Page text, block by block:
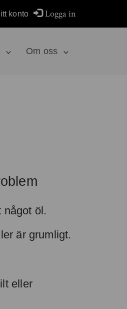
Om oss
konto Logga in
något öl.
är grumligt.
eller